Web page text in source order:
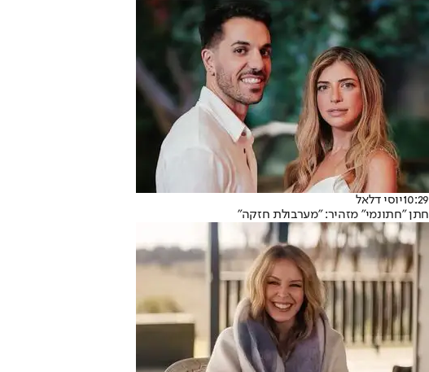
10:29יוסי דלאל
חתן "חתונמי" מזהיר: "מערבולת חזקה"